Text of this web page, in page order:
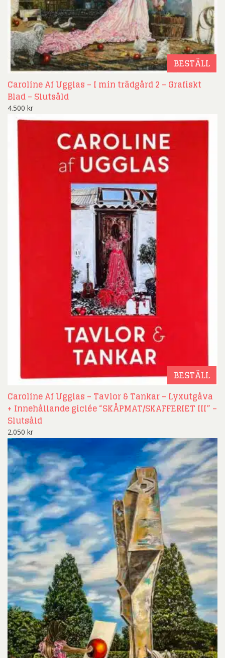
BESTÄLL
Caroline Af Ugglas – I min trädgård 2 – Grafiskt
Blad – Slutsåld
4.500 kr
BESTÄLL
Caroline Af Ugglas – Tavlor & Tankar – Lyxutgåva
+ Innehållande giclée “SKÅPMAT/SKAFFERIET III” –
Slutsåld
2.050 kr